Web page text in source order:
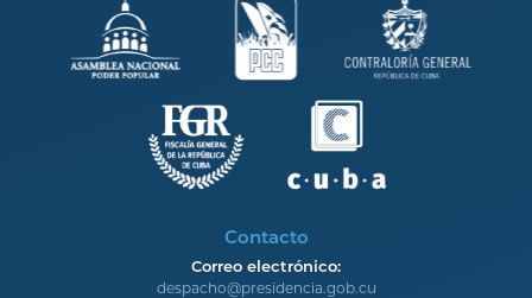
Contacto
Correo electrónico:
despacho@presidencia.gob.cu